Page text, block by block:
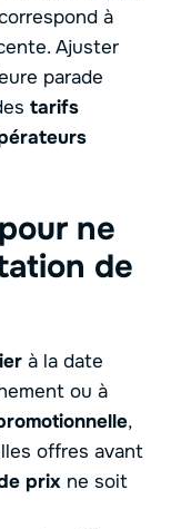
à
Ajuster
parade
tarifs
ne
de
à la date
ou à
,
offres avant
prix ne soit